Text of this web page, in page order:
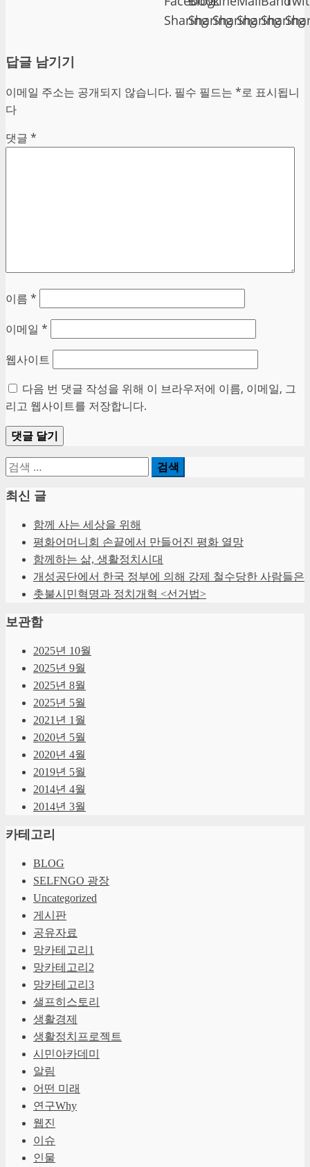
답글 남기기
이메일 주소는 공개되지 않습니다. 필수 필드는 *로 표시됩니
다
댓글 *
이름 *
이메일 *
웹사이트
다음 번 댓글 작성을 위해 이 브라우저에 이름, 이메일, 그
리고 웹사이트를 저장합니다.
검
최신 글
함께 사는 세상을 위해
평화어머니회 손끝에서 만들어진 평화 열망
함께하는 삶, 생활정치시대
개성공단에서 한국 정부에 의해 강제 철수당한 사람들은
촛불시민혁명과 정치개혁 <선거법>
보관함
2025년 10월
2025년 9월
2025년 8월
2025년 5월
2021년 1월
2020년 5월
2020년 4월
2019년 5월
2014년 4월
2014년 3월
카테고리
BLOG
SELFNGO 광장
Uncategorized
게시판
공유자료
망카테고리1
망카테고리2
망카테고리3
샐프히스토리
생활경제
생활정치프로젝트
시민아카데미
알림
어떤 미래
연구Why
웹진
이슈
인물